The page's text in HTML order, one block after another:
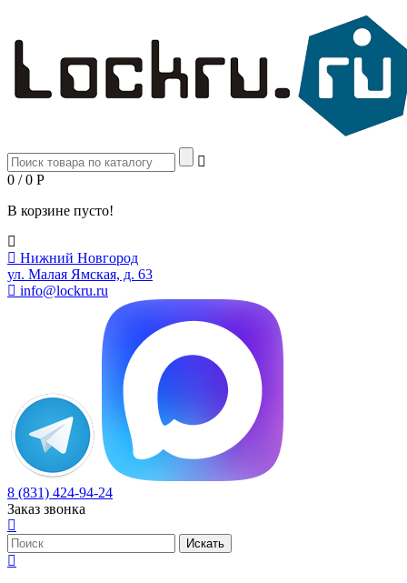
0 / 0 Р
В корзине пусто!
Нижний Новгород
ул. Малая Ямская, д. 63
info@lockru.ru
8 (831) 424-94-24
Заказ звонка